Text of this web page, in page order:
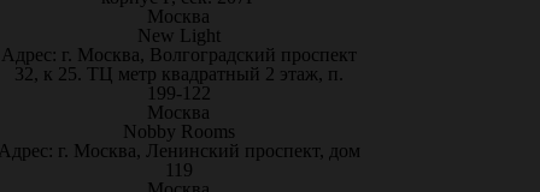
Москва
New Light
Адрес: г. Москва, Волгоградский проспект
32, к 25. ТЦ метр квадратный 2 этаж, п.
199-122
Москва
Nobby Rooms
г. Москва, Ленинский проспект, дом
119